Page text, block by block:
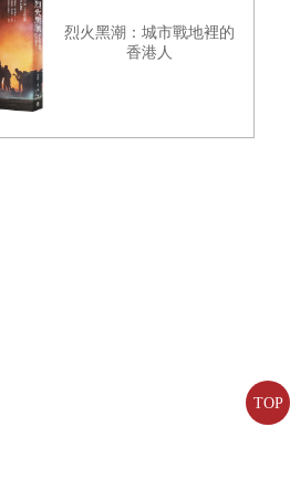
TOP
烈火黑潮：城市戰地裡的
香港人